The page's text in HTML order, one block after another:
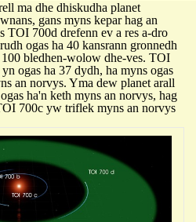
ma dhe dhiskudha planet
gans myns kepar hag an
TOI 700d drefenn ev a res a-dro
ogas ha 40 kansrann gronnedh
bledhen-wolow dhe-ves. TOI
ogas ha 37 dydh, ha myns ogas
an norvys. Yma dew planet arall
ha'n keth myns an norvys, hag
700c yw triflek myns an norvys